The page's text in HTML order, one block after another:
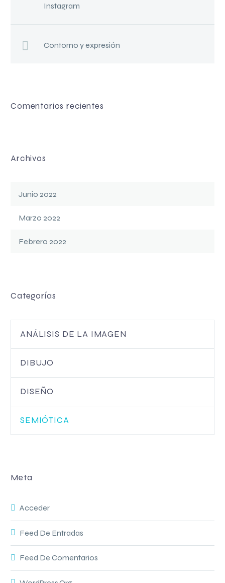
Instagram
Contorno y expresión
Comentarios recientes
Archivos
Junio 2022
Marzo 2022
Febrero 2022
Categorías
ANÁLISIS DE LA IMAGEN
DIBUJO
DISEÑO
SEMIÓTICA
Meta
Acceder
Feed De Entradas
Feed De Comentarios